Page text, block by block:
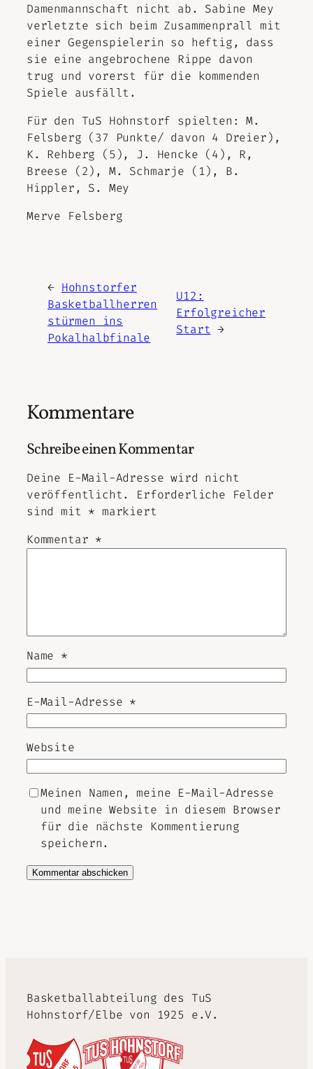
Damenmannschaft nicht ab. Sabine Mey
verletzte sich beim Zusammenprall mit
einer Gegenspielerin so heftig, dass
sie eine angebrochene Rippe davon
trug und vorerst für die kommenden
Spiele ausfällt.
Für den TuS Hohnstorf spielten: M.
Felsberg (37 Punkte/ davon 4 Dreier),
K. Rehberg (5), J. Hencke (4), R,
Breese (2), M. Schmarje (1), B.
Hippler, S. Mey
Merve Felsberg
← Hohnstorfer
Basketballherren
stürmen ins
Pokalhalbfinale
U12:
Erfolgreicher
Start →
Kommentare
Schreibe einen Kommentar
Deine E-Mail-Adresse wird nicht
veröffentlicht.
Erforderliche Felder
sind mit * markiert
Kommentar *
Name *
E-Mail-Adresse *
Website
Meinen Namen, meine E-Mail-Adresse
und meine Website in diesem Browser
für die nächste Kommentierung
speichern.
Basketballabteilung des TuS
Hohnstorf/Elbe von 1925 e.V.